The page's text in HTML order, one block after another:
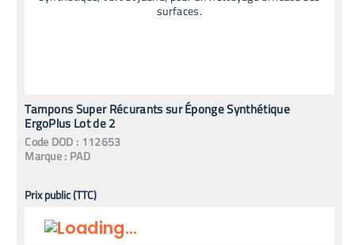
Tampons Super Récurants sur Éponge Synthétique
ErgoPlus Lot de 2
Code DOD : 112653
Marque : PAD
Prix public (TTC)